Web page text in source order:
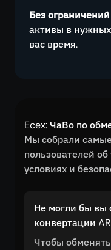
Без ограничений
активы в
вас время.
Ecex: ЧаВо по
Мы собрали
пользователей
условиях и
Не могли бы вы
конвертации
Чтобы обменять